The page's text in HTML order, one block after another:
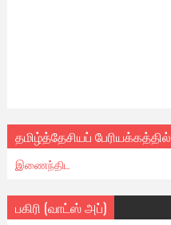
தமிழ்த்தேசியப் பேரியக்கத்தில்
இணைந்திட
பகிரி (வாட்ஸ் அப்)